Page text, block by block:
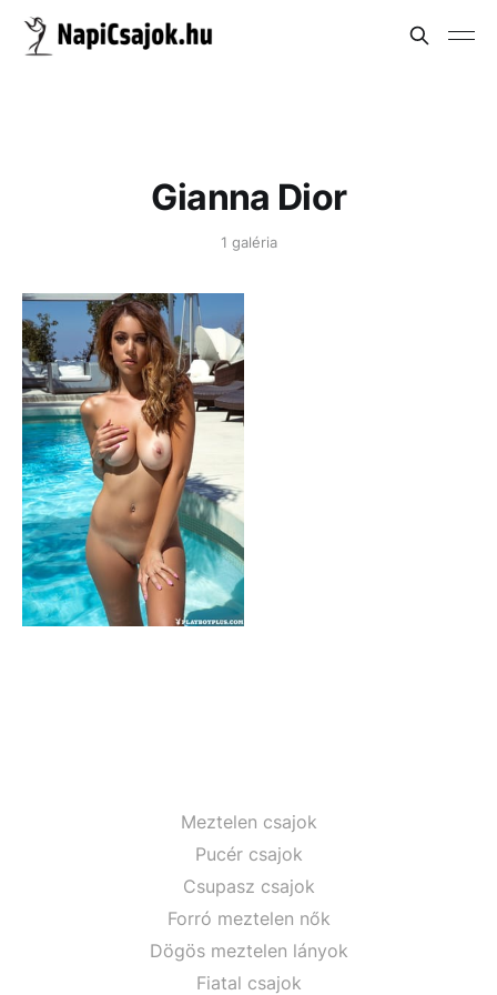
Gianna Dior
1 galéria
Meztelen csajok
Pucér csajok
Csupasz csajok
Forró meztelen nők
Dögös meztelen lányok
Fiatal csajok